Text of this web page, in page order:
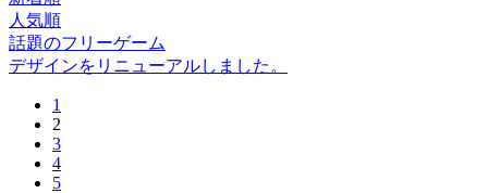
人気順
話題のフリーゲーム
デザインをリニューアルしました。
1
2
3
4
5